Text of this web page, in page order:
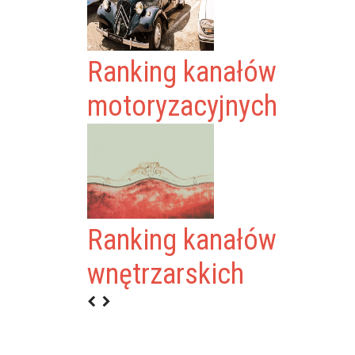
Ranking kanałów
motoryzacyjnych
Ranking kanałów
wnętrzarskich